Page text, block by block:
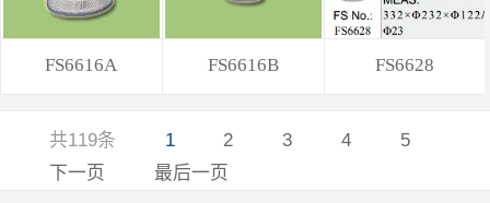
FS6616A FS6616B FS6628
共119条 1 2 3 4
5
下一页
最后一页